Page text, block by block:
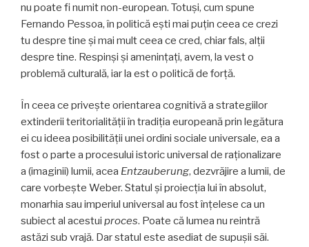
nu poate fi numit non-european. Totuși, cum spune
Fernando Pessoa, în politică ești mai puțin ceea ce crezi
tu despre tine și mai mult ceea ce cred, chiar fals, alții
despre tine. Respinși și amenințați, avem, la vest o
problemă culturală, iar la est o politică de forță.
În ceea ce privește orientarea cognitivă a strategiilor
extinderii teritorialității în tradiția europeană prin legătura
ei cu ideea posibilității unei ordini sociale uni­versale, ea a
fost o parte a procesului istoric universal de raționalizare
a (imaginii) lumii, acea Entzauberung, dezvrăjire a lumii, de
care vorbește Weber. Statul și proiecția lui în absolut,
monarhia sau imperiul uni­versal au fost înțelese ca un
subiect al acestui proces. Poate că lumea nu reintră
astăzi sub vrajă. Dar statul este asediat de supușii săi.